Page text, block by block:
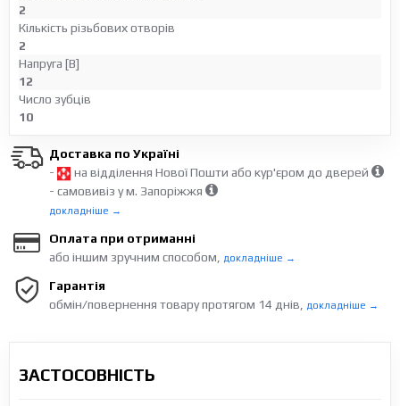
2
Кількість різьбових отворів
2
Напруга [В]
12
Число зубців
10
Доставка по Україні
-
на відділення Нової Пошти або кур'єром до дверей
- самовивіз у м. Запоріжжя
докладніше →
Оплата при отриманні
або іншим зручним способом,
докладніше →
Гарантія
обмін/повернення товару протягом 14 днів,
докладніше →
ЗАСТОСОВНІСТЬ